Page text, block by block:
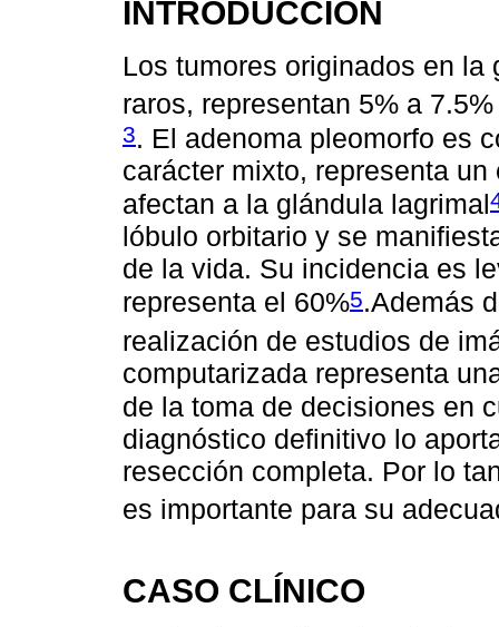
INTRODUCCIÓN
Los tumores originados en
raros, representan 5% a
3. El adenoma pleomorfo es
carácter mixto, representa
afectan a la glándula lagrimal
lóbulo orbitario y se
de la vida. Su incidencia es
representa el 60%5.Además
realización de estudios de
computarizada representa
de la toma de decisiones en
diagnóstico definitivo lo
resección completa. Por lo
es importante para su
CASO CLÍNICO